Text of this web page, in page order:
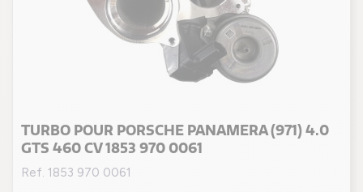
TURBO POUR PORSCHE PANAMERA (971) 4.0
GTS 460 CV 1853 970 0061
Ref. 1853 970 0061